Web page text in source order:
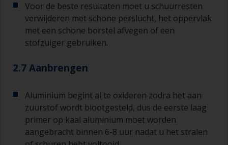
Voor de beste resultaten moet u schuurresten
verwijderen met schone perslucht, het oppervlak
met een schone borstel afvegen of een
stofzuiger gebruiken.
2.7 Aanbrengen
Aluminium begint al te oxideren zodra het aan
zuurstof wordt blootgesteld, dus de eerste laag
primer op kaal aluminium moet worden
aangebracht binnen 6-8 uur nadat u het stralen